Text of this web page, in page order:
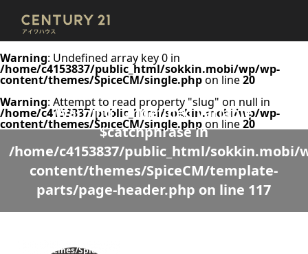
Warning: Undefined array key 0 in
/home/c4153837/public_html/sokkin.mobi/wp/wp-
content/themes/SpiceCM/single.phpon line20
Warning: Attempt to read property "slug" on null in
/home/c4153837/public_html/sokkin.mobi/wp/wp-
content/themes/SpiceCM/single.phpon line20
Warning: Undefined variable
$catchphrase in
/home/c4153837/public_html/sokkin.mobi/
content/themes/SpiceCM/template-
parts/page-header.php on line 117
content/themes/SpiceCM/template-parts/page-header.php